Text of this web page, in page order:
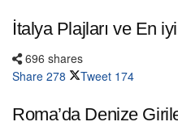
İtalya Plajları ve En
696 shares
Share 278 Tweet 174
Roma’da Denize